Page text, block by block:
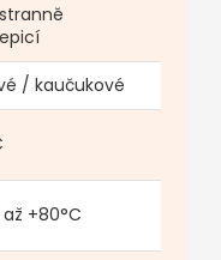
/ kaučukové
+80°C